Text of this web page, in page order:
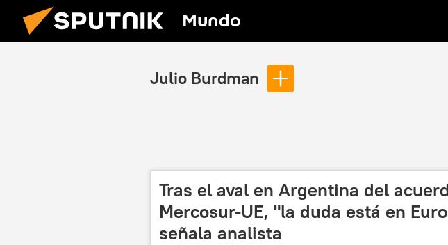
Mundo
Julio Burdman
Tras el aval en Argentina del
Mercosur-UE, "la duda está en
señala analista